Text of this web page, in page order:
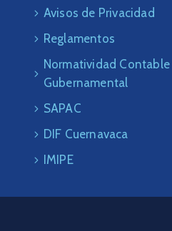
Avisos de Privacidad
Reglamentos
Normatividad Contable
Gubernamental
SAPAC
DIF Cuernavaca
IMIPE